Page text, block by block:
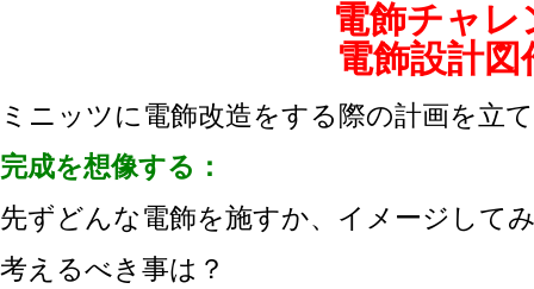
電飾チャレ
電飾設計図
ミニッツに電飾改造をする際の計画を立
完成を想像する：
先ずどんな電飾を施すか、イメージして
考えるべき事は？